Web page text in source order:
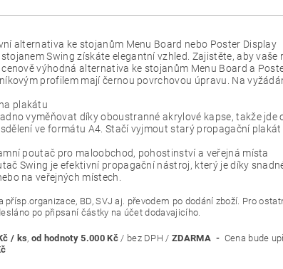
alternativa ke stojanům Menu Board nebo Poster Display
Swing získáte elegantní vzhled. Zajistěte, aby
výhodná alternativa ke stojanům Menu Board a
profilem mají černou povrchovou úpravu. Na
plakátu
vyměňovat díky oboustranné akrylové kapse, takže
ve formátu A4. Stačí vyjmout starý propagační
poutač pro maloobchod, pohostinství a veřejná místa
Swing je efektivní propagační nástroj, který je díky
na veřejných místech.
přísp.organizace, BD, SVJ aj. převodem po dodání
po připsaní částky na účet dodavajicího.
/ ks, od hodnoty 5.000 Kč / bez DPH /ZDARMA - Cena bude